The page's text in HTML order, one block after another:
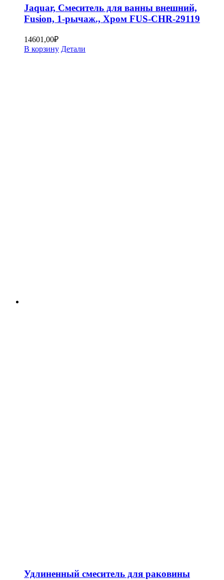
Jaquar, Смеситель для ванны внешний,
Fusion, 1-рычаж., Хром FUS-CHR-29119
14601,00₽
В корзину Детали
Удлиненный смеситель для раковины